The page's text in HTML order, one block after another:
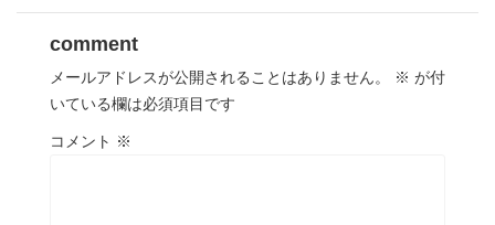
comment
メールアドレスが公開されることはありません。 ※ が付
いている欄は必須項目です
コメント ※